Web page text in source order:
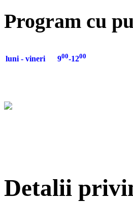
Program cu
luni - vineri 900-1200
Detalii